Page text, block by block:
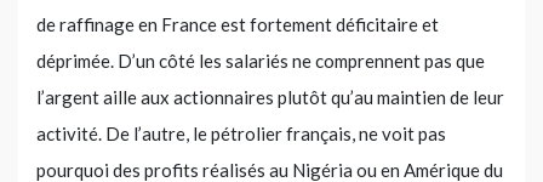
de raffinage en France est fortement déficitaire et
déprimée. D’un côté les salariés ne comprennent pas que
l’argent aille aux actionnaires plutôt qu’au maintien de leur
activité. De l’autre, le pétrolier français, ne voit pas
pourquoi des profits réalisés au Nigéria ou en Amérique du